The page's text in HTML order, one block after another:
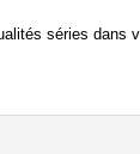
séries dans